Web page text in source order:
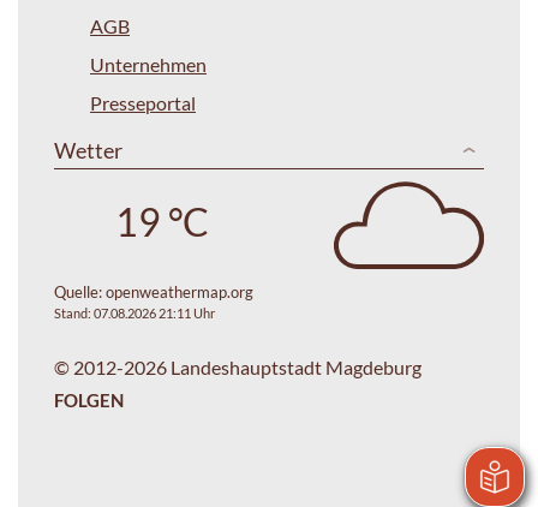
AGB
Unternehmen
Presseportal
Wetter
19 °C
Quelle:openweathermap.org
Stand: 07.08.2026 21:11 Uhr
© 2012-2026 Landeshauptstadt Magdeburg
FOLGEN